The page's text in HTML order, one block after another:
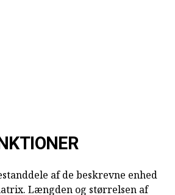
af de beskrevne enhed
Længden og størrelsen af